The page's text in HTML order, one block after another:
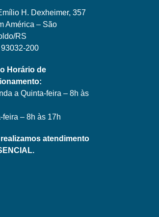
H. Dexheimer, 357
América – São
RS
200
Horário de
a Quinta-feira – 8h às
feira – 8h às 17h
atendimento